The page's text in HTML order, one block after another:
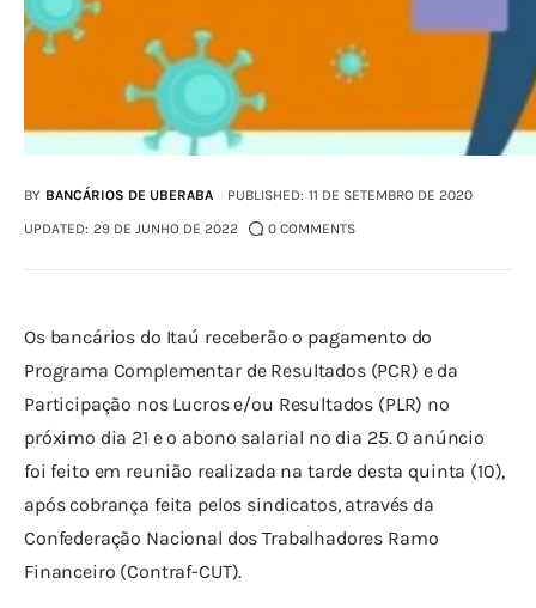
BY BANCÁRIOS DE UBERABA PUBLISHED: 11 DE SETEMBRO DE 2020
UPDATED: 29 DE JUNHO DE 2022 0 COMMENTS
Os bancários do Itaú receberão o pagamento do
Programa Complementar de Resultados (PCR) e da
Participação nos Lucros e/ou Resultados (PLR) no
próximo dia 21 e o abono salarial no dia 25. O anúncio
foi feito em reunião realizada na tarde desta quinta (10),
após cobrança feita pelos sindicatos, através da
Confederação Nacional dos Trabalhadores Ramo
Financeiro (Contraf-CUT).